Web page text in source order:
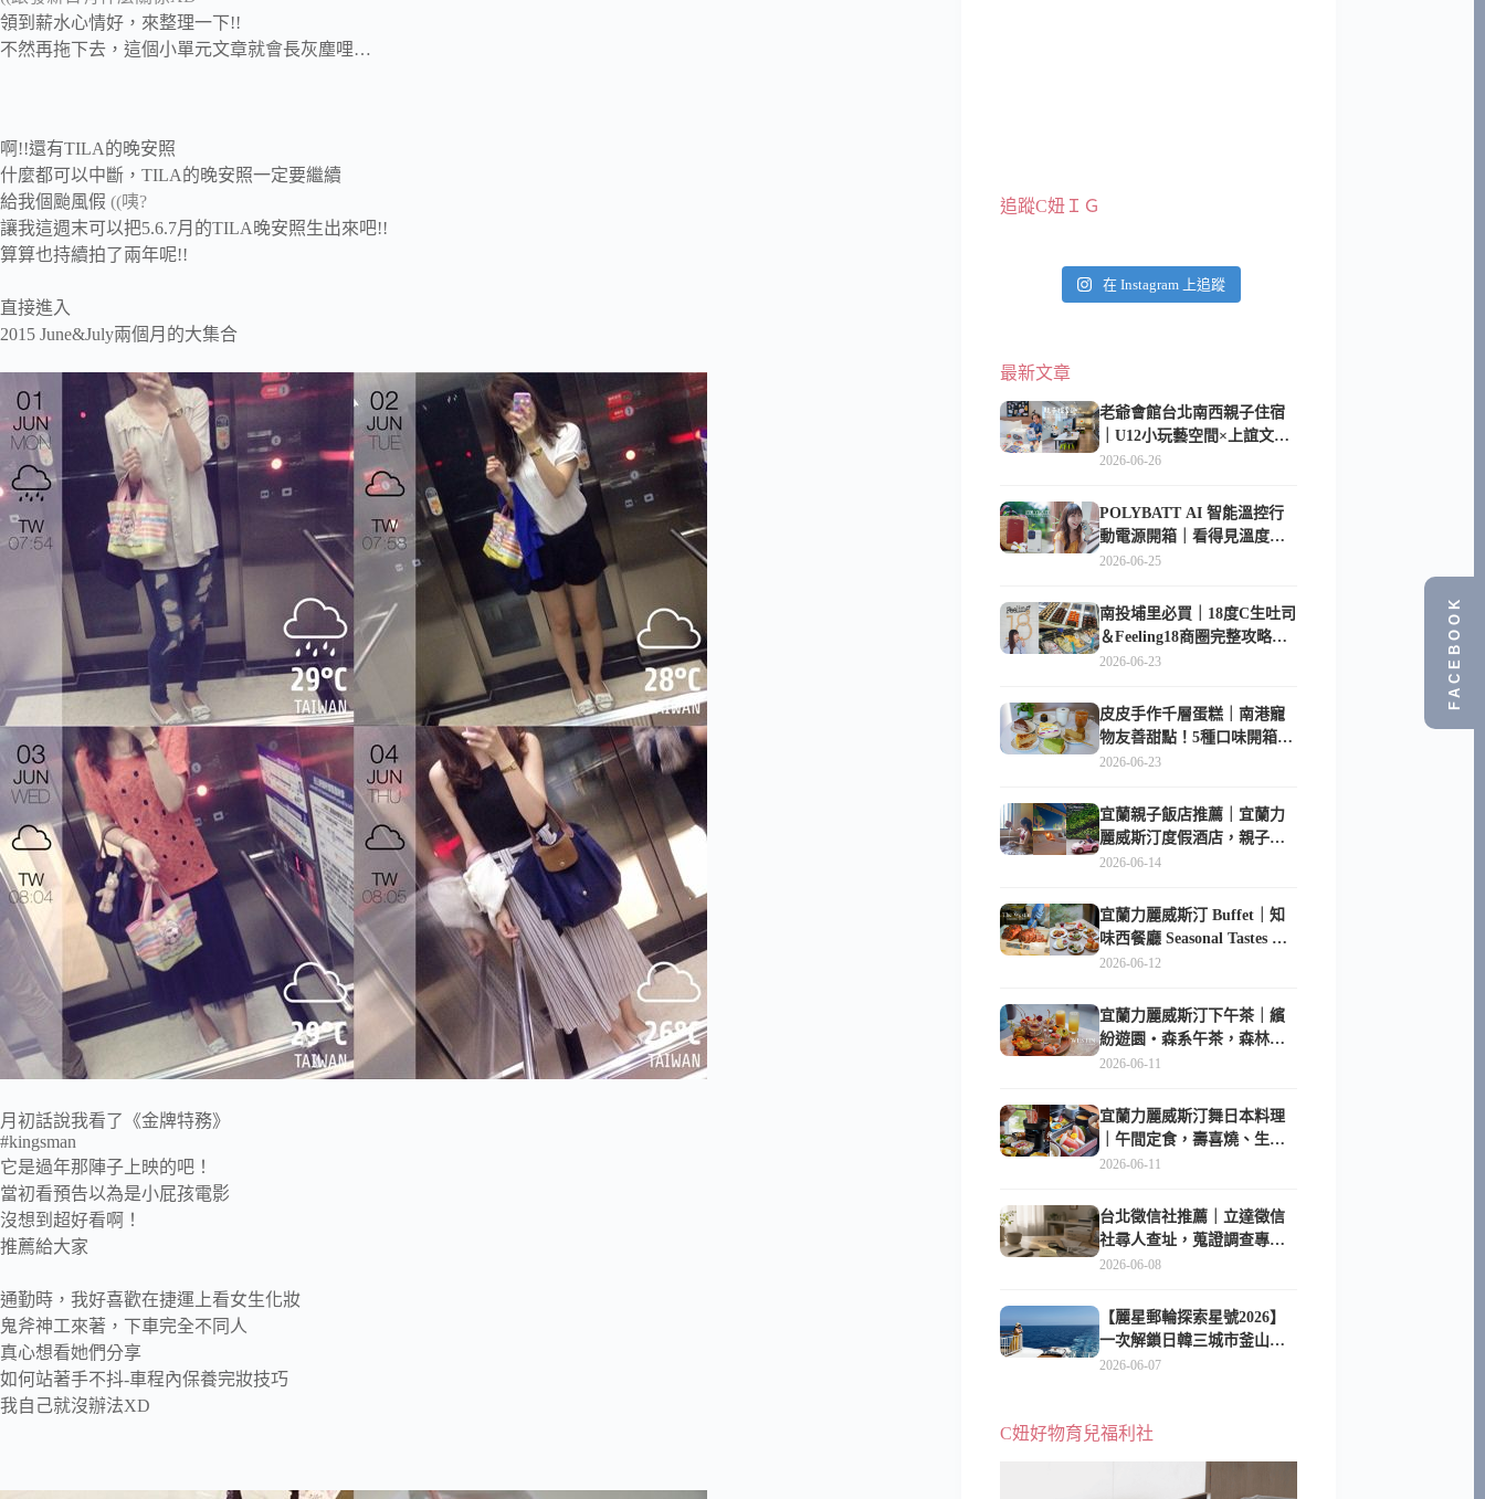
領到薪水心情好，來整理一下!!
不然再拖下去，這個小單元文章就會長灰塵哩…
啊!!還有TILA的晚安照
什麼都可以中斷，TILA的晚安照一定要繼續
給我個颱風假 ((咦?
讓我這週末可以把5.6.7月的TILA晚安照生出來吧!!
算算也持續拍了兩年呢!!
直接進入
2015 June&July兩個月的大集合
月初話說我看了《金牌特務》
#kingsman
它是過年那陣子上映的吧！
當初看預告以為是小屁孩電影
沒想到超好看啊！
推薦給大家
通勤時，我好喜歡在捷運上看女生化妝
鬼斧神工來著，下車完全不同人
真心想看她們分享
如何站著手不抖-車程內保養完妝技巧
我自己就沒辦法XD
追蹤C妞ＩＧ
在 Instagram 上追蹤
最新文章
老爺會館台北南西親子住宿
｜U12小玩藝空間×上誼文
化，暑假帶孩子這樣玩
2026-06-26
POLYBATT AI 智能溫控行
動電源開箱｜看得見溫度與
電量，外出更安心的
2026-06-25
南投埔里必買｜18度C生吐司
＆Feeling18商圈完整攻略，
在地人帶路這樣逛
2026-06-23
皮皮手作千層蛋糕｜南港寵
物友善甜點！5種口味開箱，
比Lady M便宜一半的台北隱
2026-06-23
宜蘭親子飯店推薦｜宜蘭力
麗威斯汀度假酒店，親子
房、Buffet、泳池、兒童俱樂
2026-06-14
宜蘭力麗威斯汀 Buffet｜知
味西餐廳 Seasonal Tastes 晚
餐早餐吃什麼？
2026-06-12
宜蘭力麗威斯汀下午茶｜繽
紛遊園・森系午茶，森林系
甜點超好拍
2026-06-11
宜蘭力麗威斯汀舞日本料理
｜午間定食，壽喜燒、生魚
片與日式包廂空間
2026-06-11
台北徵信社推薦｜立達徵信
社尋人查址，蒐證調查專家
陪你找回失聯的家人
2026-06-08
【麗星郵輪探索星號2026】
一次解鎖日韓三城市釜山、
長崎、那霸｜餐點升級、表
2026-06-07
C妞好物育兒福利社
FACEBOOK